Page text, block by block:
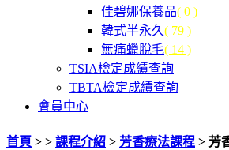
佳碧娜保養品( 0 )
韓式半永久( 79 )
無痛蠟脫毛( 14 )
TSIA檢定成績查詢
TBTA檢定成績查詢
會員中心
首頁 > > 課程介紹 > 芳香療法課程 > 芳